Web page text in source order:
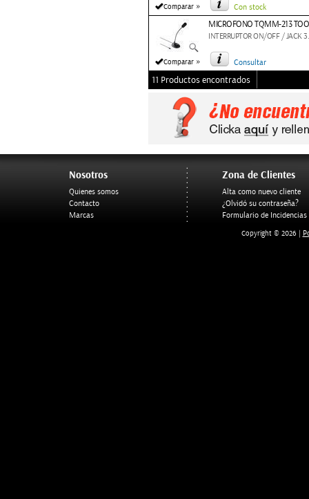
Comparar » Con stock
Comparar »
MICROFONO TQMM-213
INTERRUPTOR ON/OFF / JACK
Consultar
11 Productos encontrados
Nosotros
Quienes somos
Contacto
Marcas
Zona de Clientes
Alta como nuevo cliente
¿Olvidó su contraseña?
Formulario de Incidencias
Copyright © 2026 |